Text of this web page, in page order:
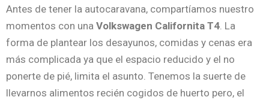
Antes de tener la autocaravana, compartíamos nuestro
momentos con una Volkswagen Californita T4. La
forma de plantear los desayunos, comidas y cenas era
más complicada ya que el espacio reducido y el no
ponerte de pié, limita el asunto. Tenemos la suerte de
llevarnos alimentos recién cogidos de huerto pero, el